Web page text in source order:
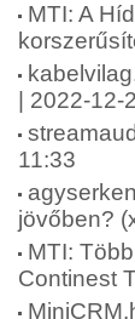
MTI: A
| 2022-
11:33
jövőben?
MTI:
Continest